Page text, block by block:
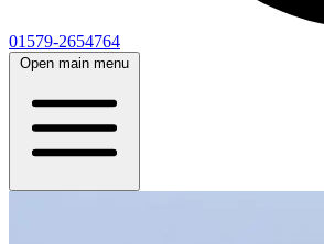
01579-2654764
Open main menu